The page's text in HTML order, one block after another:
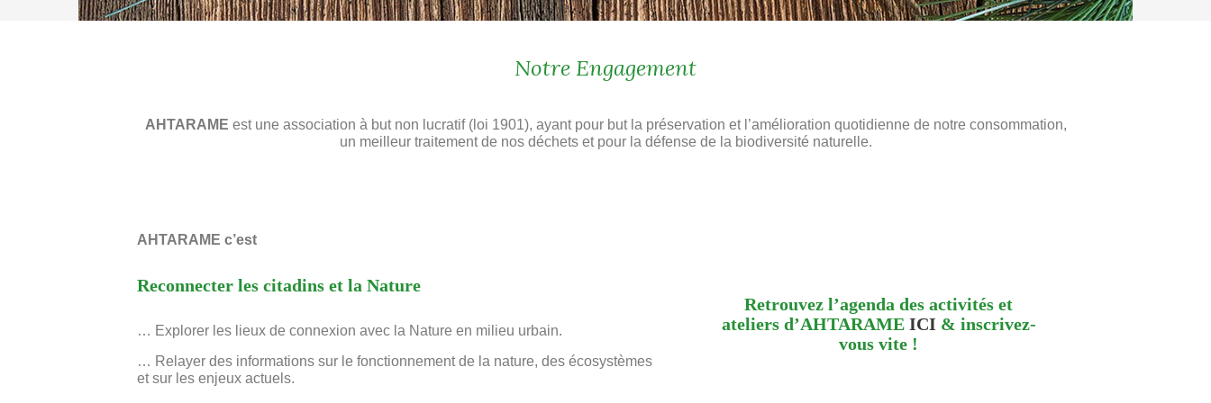
Notre Engagement
AHTARAME est une association à but non lucratif (loi 1901), ayant pour but la préservation et l’amélioration quotidienne de notre consommation,
un meilleur traitement de nos déchets et pour la défense de la biodiversité naturelle.
AHTARAME c’est
Reconnecter les citadins et la Nature
… Explorer les lieux de connexion avec la Nature en milieu urbain.
… Relayer des informations sur le fonctionnement de la nature, des écosystèmes
et sur les enjeux actuels.
Retrouvez l’agenda des activités et
ateliers d’AHTARAME ICI & inscrivez-
vous vite !